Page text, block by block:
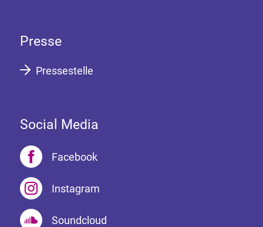
Presse
Pressestelle
Social Media
Facebook
Instagram
Soundcloud